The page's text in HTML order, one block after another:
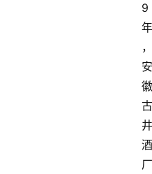
9
年
，
安
徽
古
井
酒
厂